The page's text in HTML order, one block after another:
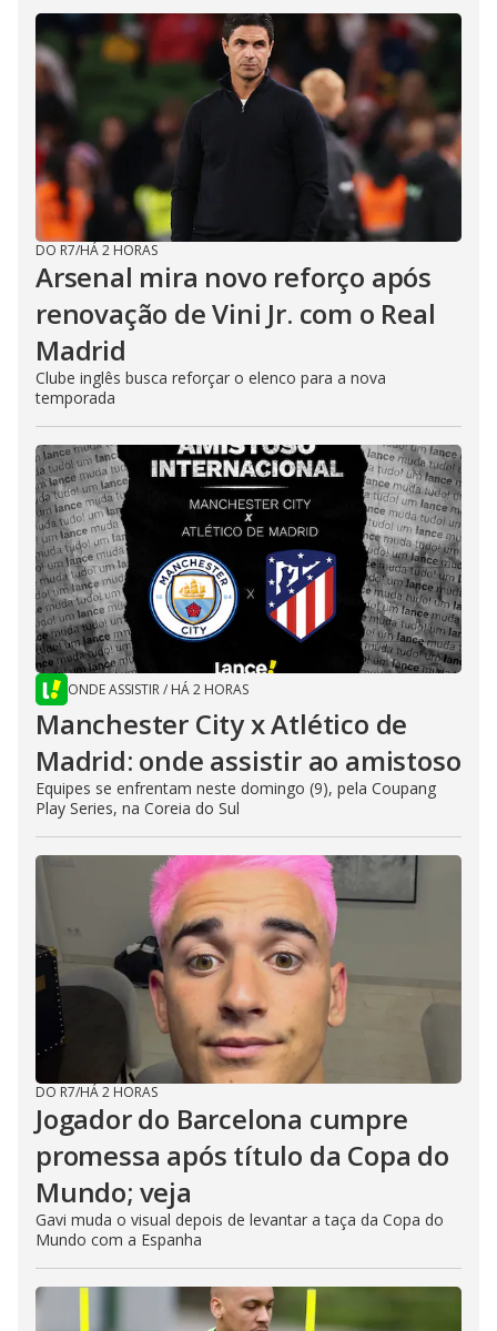
DO R7/HÁ 2 HORAS
Arsenal mira novo reforço após
renovação de Vini Jr. com o Real
Madrid
Clube inglês busca reforçar o elenco para a nova
temporada
ONDE ASSISTIR/ HÁ 2 HORAS
Manchester City x Atlético de
Madrid: onde assistir ao amistoso
Equipes se enfrentam neste domingo (9), pela Coupang
Play Series, na Coreia do Sul
DO R7/HÁ 2 HORAS
Jogador do Barcelona cumpre
promessa após título da Copa do
Mundo; veja
Gavi muda o visual depois de levantar a taça da Copa do
Mundo com a Espanha